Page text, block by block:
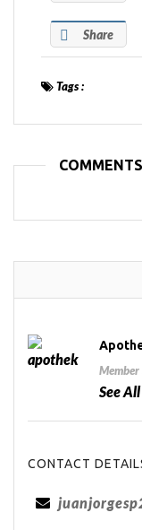
Share
Tags :
COMMENTS
See
CONTACT